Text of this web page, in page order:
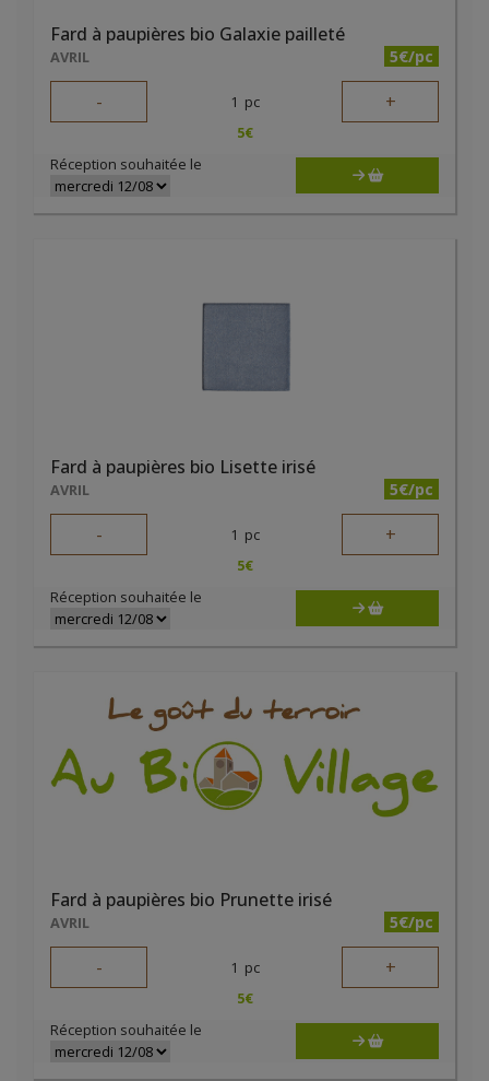
Fard à paupières bio Galaxie pailleté
AVRIL 5€/pc
- 1 pc +
5€
Réception souhaitée le
Fard à paupières bio Lisette irisé
AVRIL 5€/pc
- 1 pc +
5€
Réception souhaitée le
Fard à paupières bio Prunette irisé
AVRIL 5€/pc
- 1 pc +
5€
Réception souhaitée le